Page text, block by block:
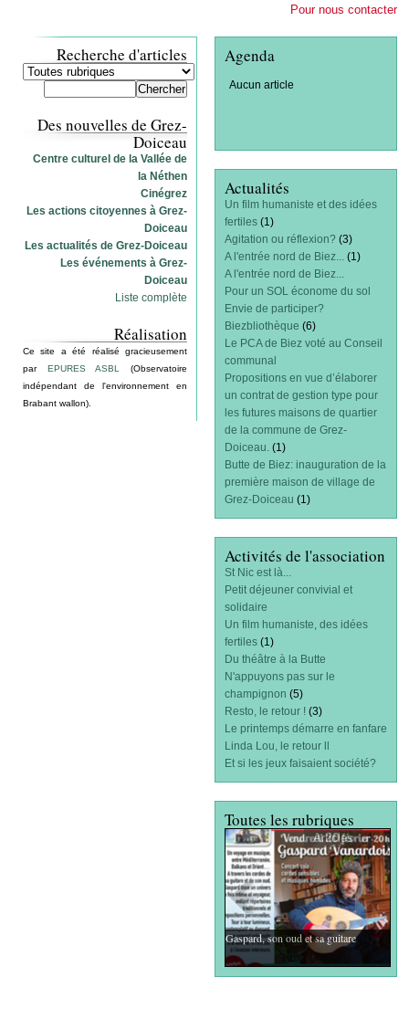
Pour nous contacter
Recherche d'articles
Des nouvelles de Grez-
Doiceau
Centre culturel de la Vallée de
la Néthen
Cinégrez
Les actions citoyennes à Grez-
Doiceau
Les actualités de Grez-Doiceau
Les événements à Grez-
Doiceau
Liste complète
Réalisation
Ce site a été réalisé gracieusement
par EPURES ASBL
(Observatoire
indépendant de l'environnement en
Brabant wallon).
Agenda
Aucun article
Actualités
Un film humaniste et des idées
fertiles (1)
Agitation ou réflexion? (3)
A l'entrée nord de Biez... (1)
A l'entrée nord de Biez...
Pour un SOL économe du sol
Envie de participer?
Biezbliothèque (6)
Le PCA de Biez voté au Conseil
communal
Propositions en vue d’élaborer
un contrat de gestion type pour
les futures maisons de quartier
de la commune de Grez-
Doiceau. (1)
Butte de Biez: inauguration de la
première maison de village de
Grez-Doiceau (1)
Activités de l'association
St Nic est là...
Petit déjeuner convivial et
solidaire
Un film humaniste, des idées
fertiles (1)
Du théâtre à la Butte
N'appuyons pas sur le
champignon (5)
Resto, le retour ! (3)
Le printemps démarre en fanfare
Linda Lou, le retour ll
Et si les jeux faisaient société?
Toutes les rubriques
Gaspard, son oud et sa guitare
Articles